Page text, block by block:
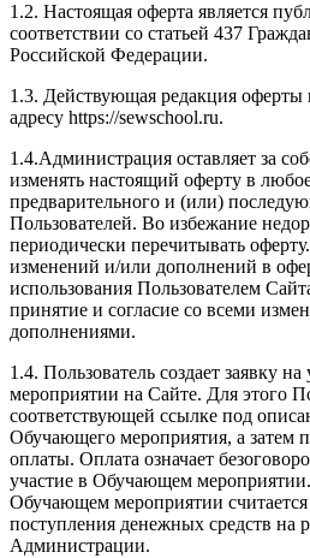
1.2. Настоящая оферта является
соответствии со статьей 437
Российской Федерации.
1.3. Действующая редакция оферты
адресу https://sewschool.ru.
1.4.Администрация оставляет за
изменять настоящий оферту в
предварительного и (или)
Пользователей. Во избежание
периодически перечитывать
изменений и/или дополнений в
использования Пользователем
принятие и согласие со всеми
дополнениями.
1.4. Пользователь создает заявку
мероприятии на Сайте. Для этого
соответствующей ссылке под
Обучающего мероприятия, а затем
оплаты. Оплата означает
участие в Обучающем
Обучающем мероприятии
поступления денежных средств на
Администрации.